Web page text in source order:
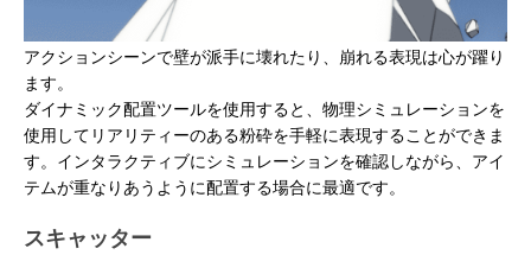
アクションシーンで壁が派手に壊れたり、崩れる表現は心が躍り
ます。
ダイナミック配置ツールを使用すると、物理シミュレーションを
使用してリアリティーのある粉砕を手軽に表現することができま
す。インタラクティブにシミュレーションを確認しながら、アイ
テムが重なりあうように配置する場合に最適です。
スキャッター